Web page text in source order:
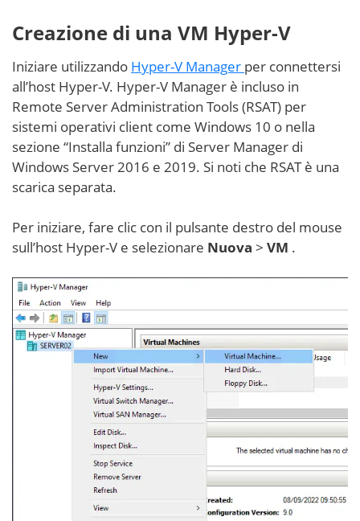
Creazione di una VM Hyper-V
Iniziare utilizzando Hyper-V Manager per connettersi
all’host Hyper-V. Hyper-V Manager è incluso in
Remote Server Administration Tools (RSAT) per
sistemi operativi client come Windows 10 o nella
sezione “Installa funzioni” di Server Manager di
Windows Server 2016 e 2019. Si noti che RSAT è una
scarica separata.
Per iniziare, fare clic con il pulsante destro del mouse
sull’host Hyper-V e selezionare Nuova > VM .